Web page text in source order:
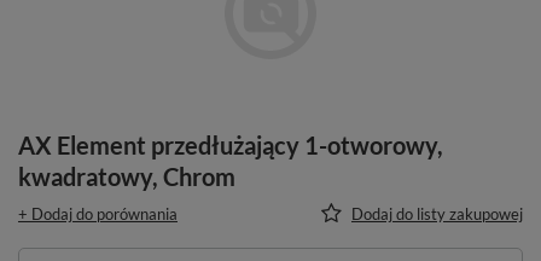
AX Element przedłużający 1-otworowy,
kwadratowy, Chrom
+ Dodaj do porównania Dodaj do listy zakupowej